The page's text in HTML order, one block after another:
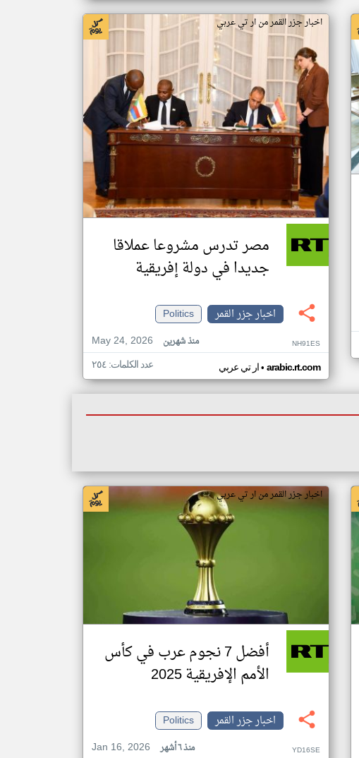
اخبار جزر القمر من ار تي عربي
مصر تدرس مشروعا عملاقا
جديدا في دولة إفريقية
اخبار جزر القمر
Politics
May 24, 2026
منذ شهرين NH91ES
ار تي عربي• arabic.rt.com عدد الكلمات: ٢٥٤
اخبار جزر القمر من ار تي عربي
أفضل 7 نجوم عرب في كأس
الأمم الإفريقية 2025
اخبار جزر القمر
Politics
Jan 16, 2026
منذ ٦ أشهر YD16SE